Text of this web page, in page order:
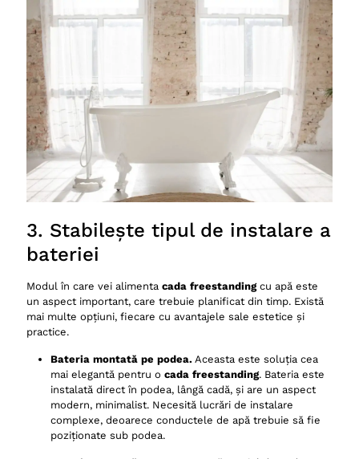
3. Stabilește tipul de instalare a
bateriei
Modul în care vei alimenta cada freestandingcu apă este
un aspect important, care trebuie planificat din timp. Există
mai multe opțiuni, fiecare cu avantajele sale estetice și
practice.
Bateria montată pe podea. Aceasta este soluția cea
mai elegantă pentru o cada freestanding. Bateria este
instalată direct în podea, lângă cadă, și are un aspect
modern, minimalist. Necesită lucrări de instalare
complexe, deoarece conductele de apă trebuie să fie
poziționate sub podea.